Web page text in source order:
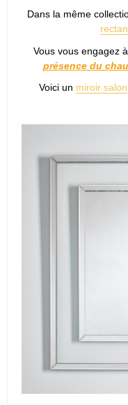
Dans la même
Vous vous engagez à
présence du
Voici un miroir salon